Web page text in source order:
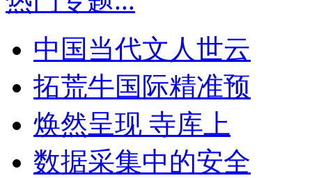
中国当代文人世云
拓荒牛国际精准预
焕然呈现 寺库上
数据采集中的安全